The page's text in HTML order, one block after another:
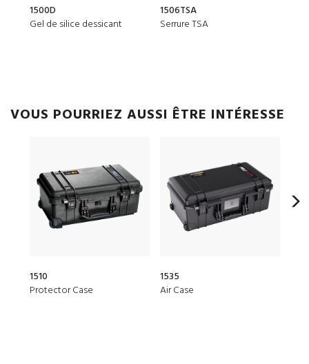
1500D
Gel de silice dessicant
1506TSA
Serrure TSA
VOUS POURRIEZ AUSSI ÊTRE INTÉRESSE
1510
Protector Case
1535
Air Case